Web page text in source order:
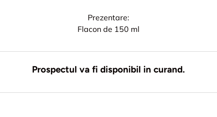
Prezentare:
Flacon de 150 ml
Prospectul va fi disponibil in curand.